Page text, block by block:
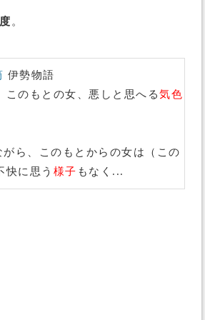
。
伊勢物語
このもとの女、悪しと思へる気色
がら、このもとからの女は（この
快に思う 様子 もなく...